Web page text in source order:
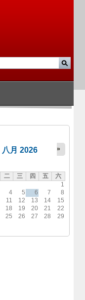
八月 2026 »
二 三 四 五
六
1
4 5 6 7
8
11 12 13 14
15
18 19 20 21
22
25 26 27 28
29